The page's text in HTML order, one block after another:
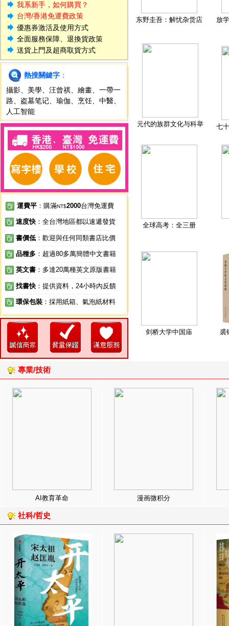
我系新手，如何購買？
台灣/香港免運費政策
優惠券激活及使用方式
全面服務保障、退換貨政策
送貨上門及超商取貨方式
熱搜關鍵字 ：
攝影
美學 汪曾祺 繪畫
一帶一
路
盗墓笔记 瑜伽 烹饪 中醫
人工智能
運費平 ：購滿NT$2000台灣免運費
速度快 ：全台灣地區都以速遞發貨
書價低 ：歡迎與任何同類書店比價
品種多 ：超過80多萬簡體中文書籍
英文書 ：多達20萬種英文原版書籍
找書快 ：提供資料，24小時內反饋
環保包裝 ：採用紙箱、氣泡紙材料
东野圭吾：解忧杂货店 放
元代的族群文化与科举 七
全球高考：全三册
剑桥大学中国庙 裘
專業/技術
AI教育革命 漫画微积分
社科/哲史